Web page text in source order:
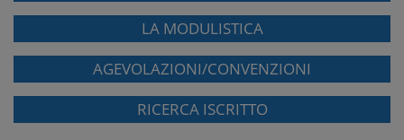
LA MODULISTICA
AGEVOLAZIONI/CONVENZIONI
RICERCA ISCRITTO